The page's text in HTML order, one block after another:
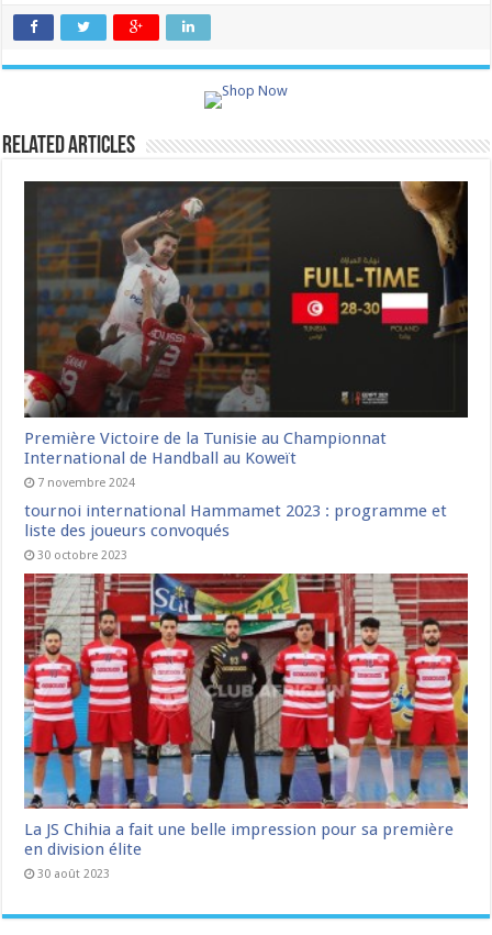
Related Articles
Première Victoire de la Tunisie au Championnat
International de Handball au Koweït
7 novembre 2024
tournoi international Hammamet 2023 : programme et
liste des joueurs convoqués
30 octobre 2023
La JS Chihia a fait une belle impression pour sa première
en division élite
30 août 2023